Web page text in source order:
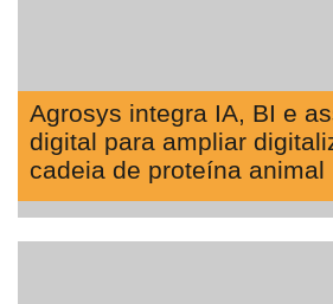
Agrosys integra IA, BI e
digital para ampliar
cadeia de proteína animal